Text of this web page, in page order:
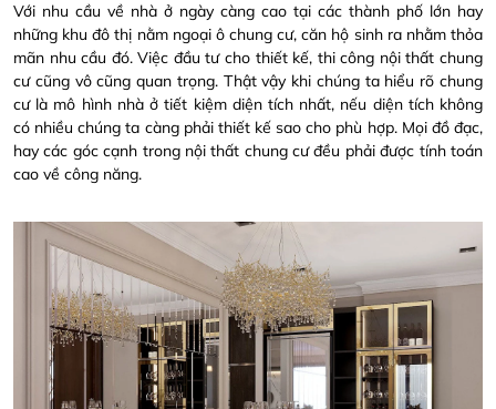
Với nhu cầu về nhà ở ngày càng cao tại các thành phố lớn hay
những khu đô thị nằm ngoại ô chung cư, căn hộ sinh ra nhằm thỏa
mãn nhu cầu đó. Việc đầu tư cho thiết kế, thi công nội thất chung
cư cũng vô cũng quan trọng. Thật vậy khi chúng ta hiểu rõ chung
cư là mô hình nhà ở tiết kiệm diện tích nhất, nếu diện tích không
có nhiều chúng ta càng phải thiết kế sao cho phù hợp. Mọi đồ đạc,
hay các góc cạnh trong nội thất chung cư đều phải được tính toán
cao về công năng.